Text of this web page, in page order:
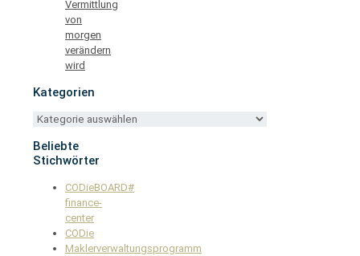
Vermittlung
von
morgen
verändern
wird
Kategorien
Kategorien
Beliebte
Stichwörter
CODieBOARD#
finance-
center
CODie
Maklerverwaltungsprogramm